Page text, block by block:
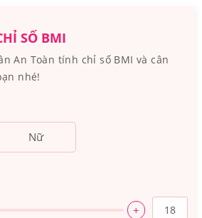
SỐ BMI
An Toàn tính chỉ số BMI và cân
nhé!
Nữ
+